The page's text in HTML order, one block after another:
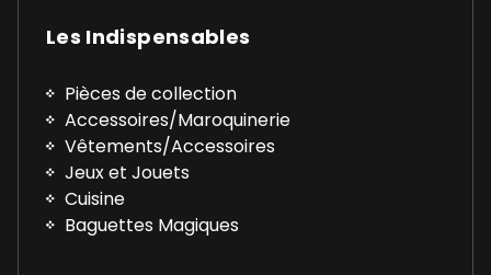
Les Indispensables
Pièces de collection
Accessoires/Maroquinerie
Vêtements/Accessoires
Jeux et Jouets
Cuisine
Baguettes Magiques